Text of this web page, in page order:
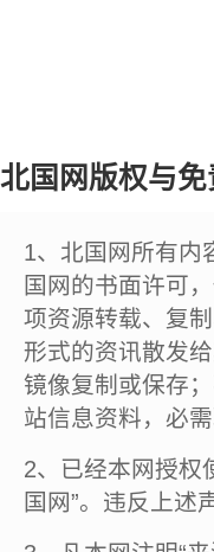
北国网版权与免
1、北国网所有内
国网的书面许可
项资源转载、复
形式的资讯散发
镜像复制或保存
站信息资料，必
2、已经本网授权
国网”。违反上述